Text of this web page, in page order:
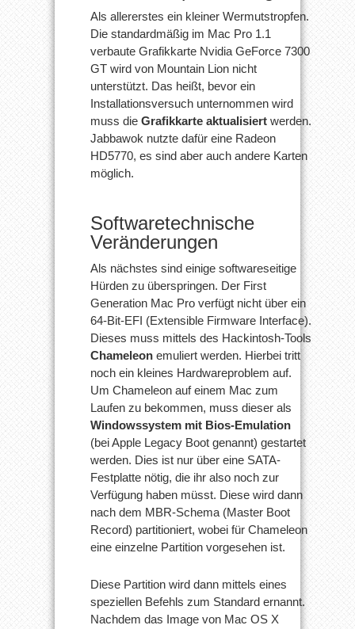
Als allererstes ein kleiner Wermutstropfen.
Die standardmäßig im Mac Pro 1.1
verbaute Grafikkarte Nvidia GeForce 7300
GT wird von Mountain Lion nicht
unterstützt. Das heißt, bevor ein
Installationsversuch unternommen wird
muss die Grafikkarte aktualisiert werden.
Jabbawok nutzte dafür eine Radeon
HD5770, es sind aber auch andere Karten
möglich.
Softwaretechnische
Veränderungen
Als nächstes sind einige softwareseitige
Hürden zu überspringen. Der First
Generation Mac Pro verfügt nicht über ein
64-Bit-EFI (Extensible Firmware Interface).
Dieses muss mittels des Hackintosh-Tools
Chameleon emuliert werden. Hierbei tritt
noch ein kleines Hardwareproblem auf.
Um Chameleon auf einem Mac zum
Laufen zu bekommen, muss dieser als
Windowssystem mit Bios-Emulation
(bei Apple Legacy Boot genannt) gestartet
werden. Dies ist nur über eine SATA-
Festplatte nötig, die ihr also noch zur
Verfügung haben müsst. Diese wird dann
nach dem MBR-Schema (Master Boot
Record) partitioniert, wobei für Chameleon
eine einzelne Partition vorgesehen ist.
Diese Partition wird dann mittels eines
speziellen Befehls zum Standard ernannt.
Nachdem das Image von Mac OS X